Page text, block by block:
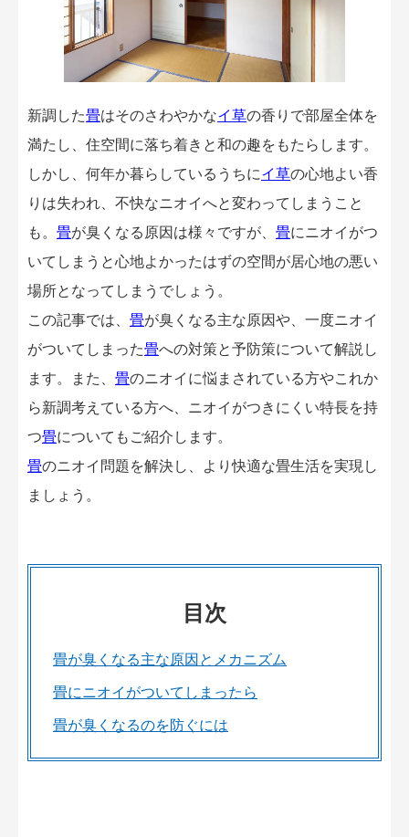
新調した畳はそのさわやかなイ草の香りで部屋全体を
満たし、住空間に落ち着きと和の趣をもたらします。
しかし、何年か暮らしているうちにイ草の心地よい香
りは失われ、不快なニオイへと変わってしまうこと
も。 畳が臭くなる原因は様々ですが、 畳にニオイがつ
いてしまうと心地よかったはずの空間が居心地の悪い
場所となってしまうでしょう。
この記事では、 畳が臭くなる主な原因や、一度ニオイ
がついてしまった畳への対策と予防策について解説し
ます。また、 畳のニオイに悩まされている方やこれか
ら新調考えている方へ、ニオイがつきにくい特長を持
つ畳についてもご紹介します。
畳のニオイ問題を解決し、より快適な畳生活を実現し
ましょう。
目次
畳が臭くなる主な原因とメカニズム
畳にニオイがついてしまったら
畳が臭くなるのを防ぐには